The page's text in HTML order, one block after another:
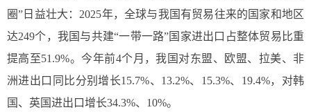
圈”日益壮大：2025年，全球与我国有贸易往来的国家和地区
达249个，我国与共建“一带一路”国家进出口占整体贸易比重
提高至51.9%。今年前4个月，我国对东盟、欧盟、拉美、非
洲进出口同比分别增长15.7%、13.2%、15.3%、19.4%，对韩
国、英国进出口增长34.3%、10%。